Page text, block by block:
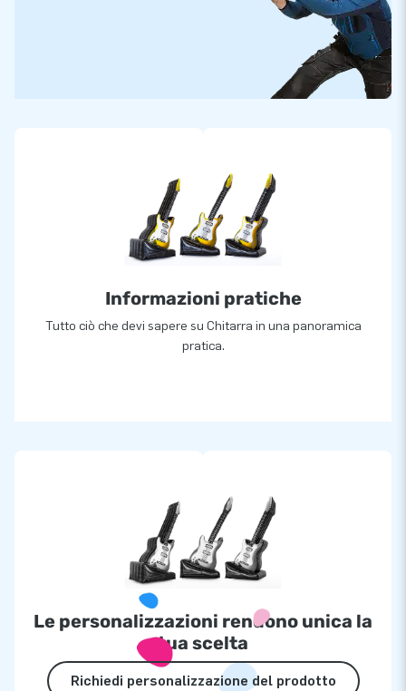
Informazioni pratiche
Tutto ciò che devi sapere su Chitarra in una panoramica
pratica.
Le personalizzazioni rendono unica la
tua scelta
Richiedi personalizzazione del prodotto